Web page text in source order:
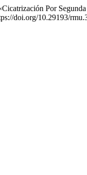
Por
doi.org/10.29193/